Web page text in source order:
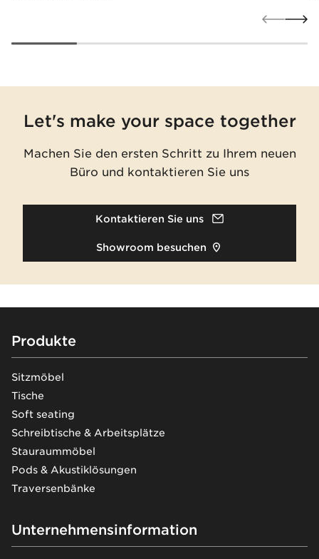
Let's make your space together
Machen Sie den ersten Schritt zu Ihrem neuen
Büro und kontaktieren Sie uns
Kontaktieren Sie uns
Showroom besuchen
Footer
Produkte
Sitzmöbel
Tische
Soft seating
Schreibtische & Arbeitsplätze
Stauraummöbel
Pods & Akustiklösungen
Traversenbänke
Unternehmensinformation